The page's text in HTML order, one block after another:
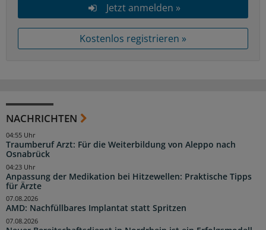
Jetzt anmelden »
Kostenlos registrieren »
NACHRICHTEN
Traumberuf Arzt: Für die Weiterbildung von Aleppo nach
Osnabrück
04:55 Uhr
Anpassung der Medikation bei Hitzewellen: Praktische Tipps
für Ärzte
04:23 Uhr
AMD: Nachfüllbares Implantat statt Spritzen
07.08.2026
07.08.2026